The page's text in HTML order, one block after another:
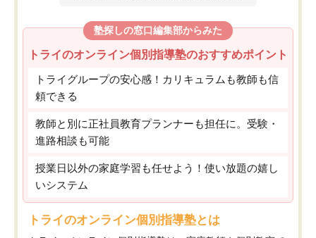
塾探しの窓口編集部からみた
トライのオンライン個別指導塾のおすすめポイント
トライグループの安心感！カリキュラムも教師も信
頼できる
教師と別に正社員教育プランナーも担任に。受験・
進路相談も可能
授業日以外の家庭学習も任せよう！使い放題の嬉し
いシステム
トライのオンライン個別指導塾とは